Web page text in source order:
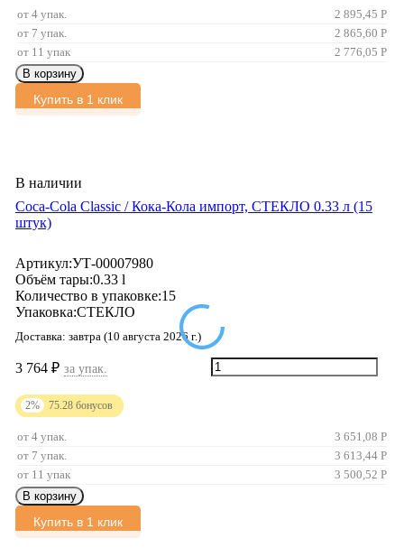
от 4 упак. 2 895,45 Р
от 7 упак.
2 865,60 Р
от 11 упак
2 776,05 Р
В корзину
Купить в 1 клик
В наличии
Coca-Cola Classic / Кока-Кола импорт, СТЕКЛО 0.33 л (15
штук)
Артикул:УТ-00007980
Объём тары:0.33 l
Количество в упаковке:15
Упаковка:СТЕКЛО
Доставка: завтра (10 августа 2026 г.)
3 764 ₽ за упак.
2% 75.28 бонусов
от 4 упак. 3 651,08 Р
от 7 упак.
3 613,44 Р
от 11 упак
3 500,52 Р
В корзину
Купить в 1 клик